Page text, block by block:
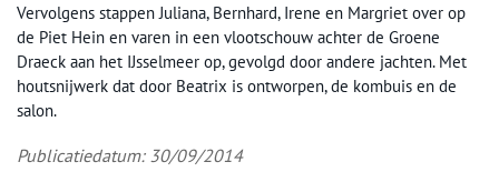
Vervolgens stappen Juliana, Bernhard, Irene en Margriet over op
de Piet Hein en varen in een vlootschouw achter de Groene
Draeck aan het IJsselmeer op, gevolgd door andere jachten. Met
houtsnijwerk dat door Beatrix is ontworpen, de kombuis en de
salon.
Publicatiedatum: 30/09/2014